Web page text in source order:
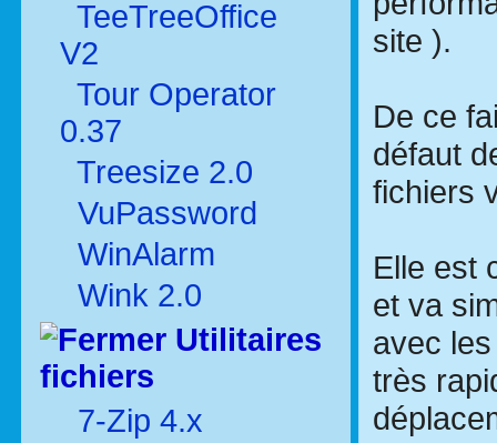
TeeTreeOffice
V2
Tour Operator
0.37
Treesize 2.0
VuPassword
WinAlarm
Wink 2.0
Utilitaires
fichiers
7-Zip 4.x
site ).
De ce
défaut
fichiers
Elle est
et va
avec
très